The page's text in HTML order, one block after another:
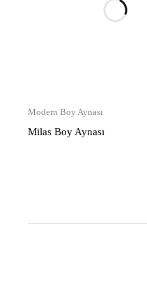
Modern Boy Aynası
Milas Boy Aynası